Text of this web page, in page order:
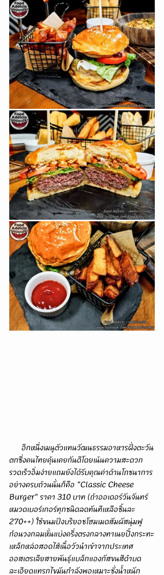
ตกซึ่งคนไทยคุ้นเคยกันดีโดยเน้นความสะดวก
รวดเร็วอิ่มง่ายแถมยังได้รับคุณค่าด้านโภชนาการ
อย่างครบถ้วนนั่นก็คือ "Classic Cheese
Burger" ราคา 310 บาท (ถ้าออเดอร์วันจันทร์
หมวดเบอร์เกอร์ทุกชนิดลดทันทีเหลือชิ้นละ
270++) ใช้ขนมปังบริยอชโฮมเมดสัมผัสนุ่มฟู
ก้อนวงกลมหั่นแบ่งครึ่งตรงกลางทาเนยปิ้งกระทะ
เหล็กหล่อสอดไส้เนื้อวัวนำเข้าจากประเทศ
ออสเตรเลียสายพันธุ์แบล็กแองกัสขนสีดำบด
ละเอียดแทรกไขมันกำลังพอเหมาะชั่งน้ำหนัก